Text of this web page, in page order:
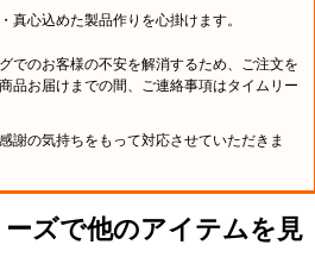
真心込めた製品作りを心掛けます。
でのお客様の不安を解消するため、ご注文を
品お届けまでの間、ご連絡事項はタイムリー
謝の気持ちをもって対応させていただきま
ズで他のアイテムを見